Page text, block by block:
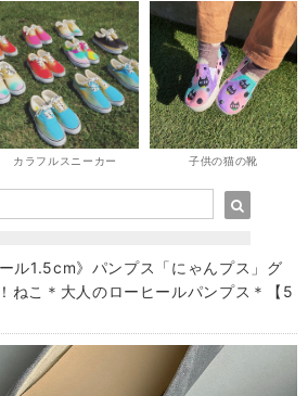
カラフルスニーカー 子供の猫の靴
ル1.5cm》パンプス「にゃんプス」グ
ねこ＊大人のローヒールパンプス＊【5